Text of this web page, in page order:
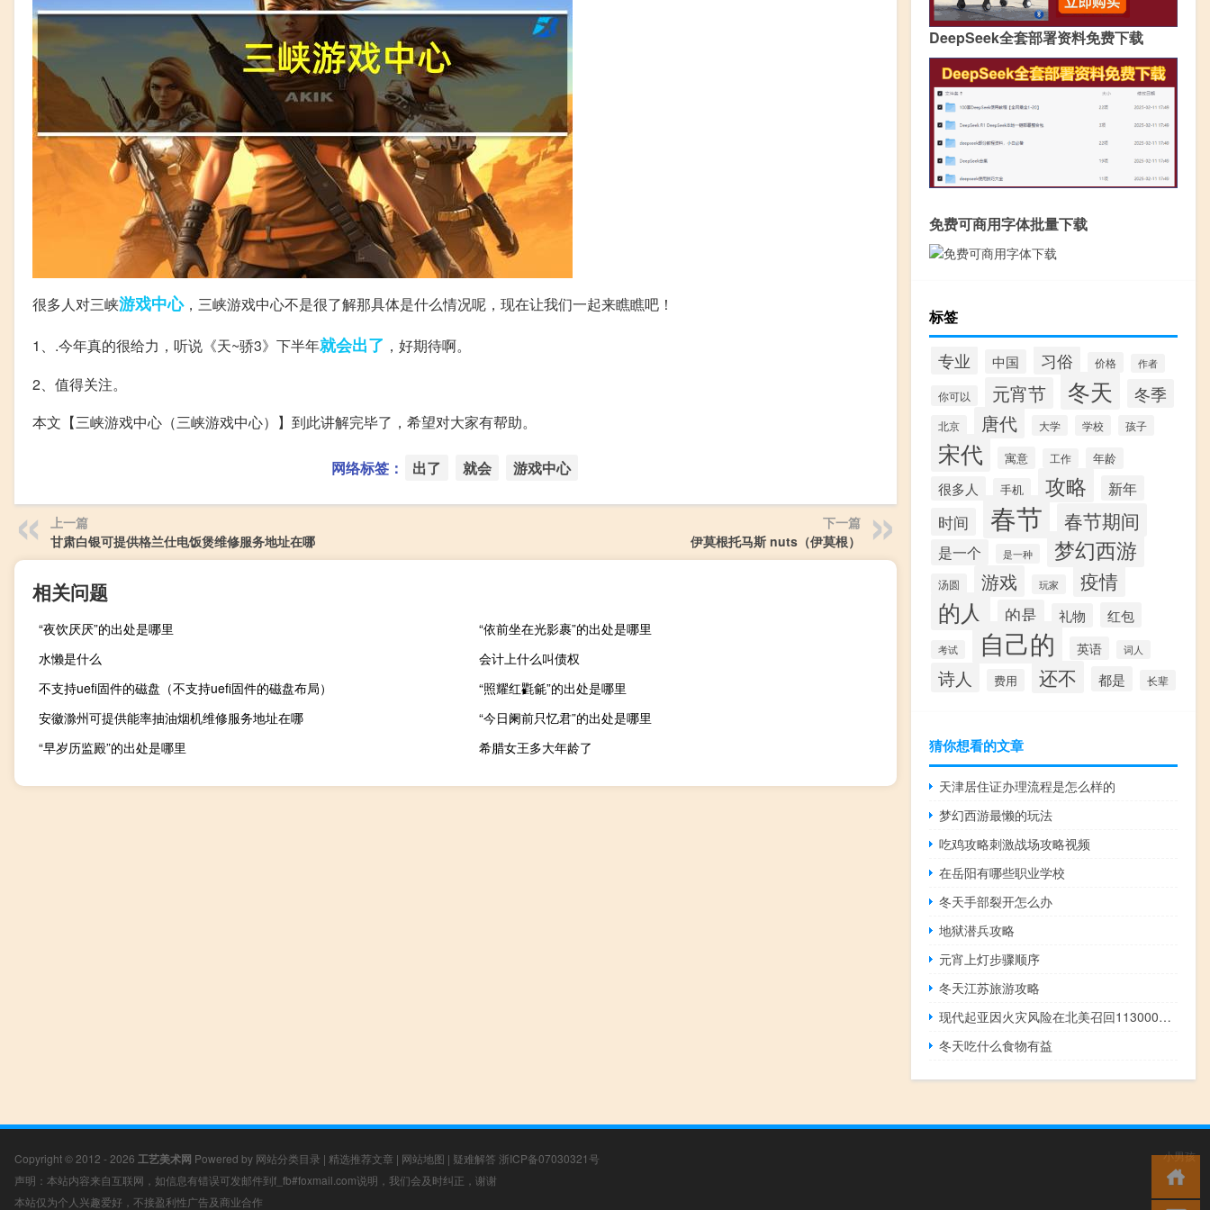
很多人对三峡游戏中心，三峡游戏中心不是很了解那具体是什么情况呢，现在让我们一起来瞧瞧吧！
1、.今年真的很给力，听说《天~骄3》下半年就会出了 ，好期待啊。
2、值得关注。
本文【三峡游戏中心（三峡游戏中心）】到此讲解完毕了，希望对大家有帮助。
网络标签： 出了 就会 游戏中心
上一篇
甘肃白银可提供格兰仕电饭煲维修服务地址在哪
下一篇
伊莫根托马斯 nuts（伊莫根）
相关问题
“夜饮厌厌”的出处是哪里
“依前坐在光影裹”的出处是哪里
水懒是什么
会计上什么叫债权
不支持uefi固件的磁盘（不支持uefi固件的磁盘布局）
“照耀红氍毹”的出处是哪里
安徽滁州可提供能率抽油烟机维修服务地址在哪
“今日阑前只忆君”的出处是哪里
“早岁历监殿”的出处是哪里
希腊女王多大年龄了
DeepSeek全套部署资料免费下载
免费可商用字体批量下载
标签
专业 中国 习俗 价格 作者
你可以 元宵节 冬天 冬季
北京 唐代 大学 学校 孩子
宋代 寓意 工作 年龄
很多人 手机 攻略 新年
时间 春节 春节期间
是一个 是一种 梦幻西游
汤圆 游戏 玩家 疫情
的人 的是 礼物 红包
考试 自己的 英语 词人
诗人 费用 还不 都是 长辈
猜你想看的文章
天津居住证办理流程是怎么样的
梦幻西游最懒的玩法
吃鸡攻略刺激战场攻略视频
在岳阳有哪些职业学校
冬天手部裂开怎么办
地狱潜兵攻略
元宵上灯步骤顺序
冬天江苏旅游攻略
现代起亚因火灾风险在北美召回113000辆汽车
冬天吃什么食物有益
Copyright © 2012 - 2026 工艺美术网 Powered by 网站分类目录 | 精选推荐文章 | 网站地图 | 疑难解答 浙ICP备07030321号
声明：本站内容来自互联网，如信息有错误可发邮件到f_fb#foxmail.com说明，我们会及时纠正，谢谢
本站仅为个人兴趣爱好，不接盈利性广告及商业合作
小男孩